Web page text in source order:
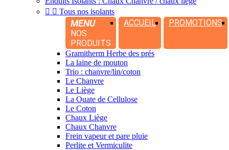
  Tous nos isolants
MENU
NOS
PRODUITS
ACCUEIL PROMOTIONS
Gramitherm Herbe des prés
La laine de mouton
Trio : chanvre/lin/coton
Le Chanvre
Le Liège
La Ouate de Cellulose
Le Coton
Chaux Liège
Chaux Chanvre
Frein vapeur et pare pluie
Perlite et Vermiculite